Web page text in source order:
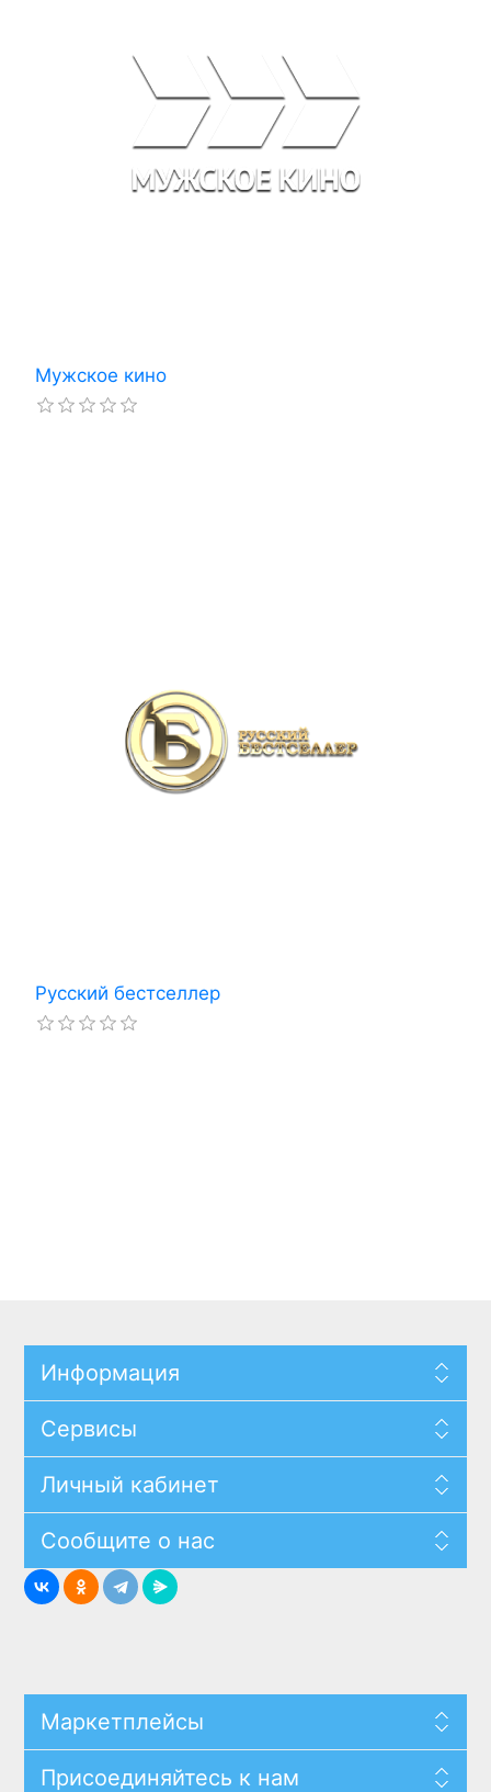
Мужское кино
Русский бестселлер
Информация
Сервисы
Личный кабинет
Сообщите о нас
Маркетплейсы
Присоединяйтесь к нам